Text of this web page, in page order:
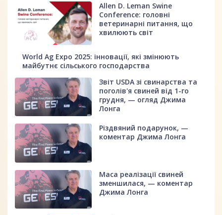
Allen D. Leman Swine
Conference: головні
ветеринарні питання, що
хвилюють світ
World Ag Expo 2025: інновації, які змінюють
майбутнє сільського господарства
Звіт USDA зі свинарства та
поголів'я свиней від 1-го
грудня, — огляд Джима
Лонга
Різдвяний подарунок, —
коментар Джима Лонга
Маса реалізації свиней
зменшилася, — коментар
Джима Лонга